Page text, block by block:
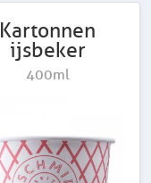
Kartonnen
ijsbeker
400ml